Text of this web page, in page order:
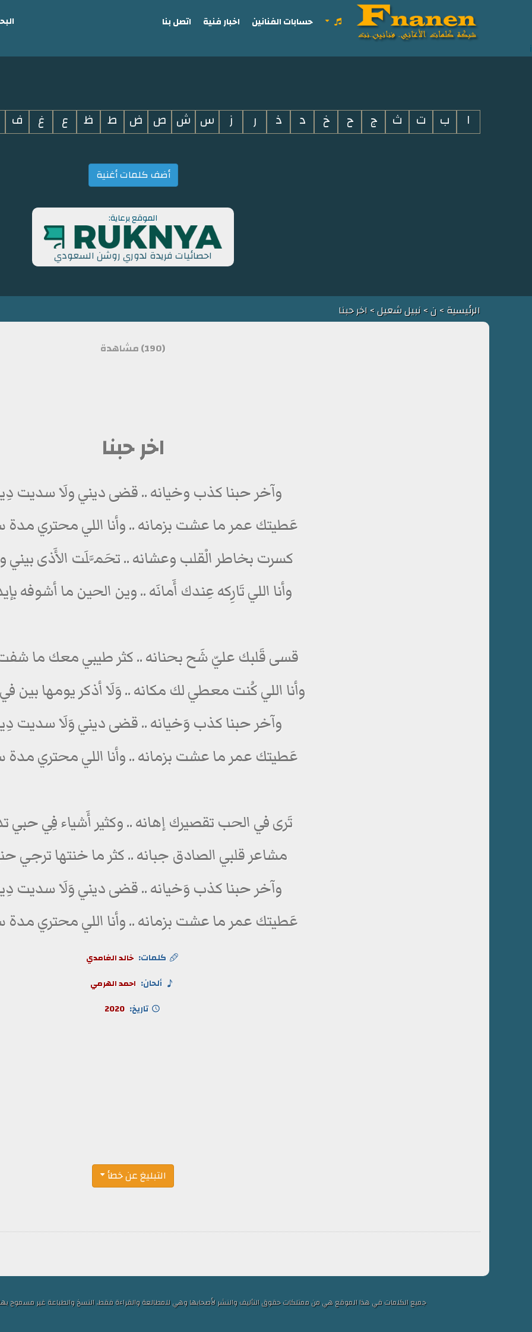
i
حسابات الفنانين اخبار فنية اتصل بنا
ا ب ت ث ج ح خ د ذ ر ز س ش ص ض ط ظ ع غ ف
أضف كلمات أغنية
الموقع برعاية:
احصائيات فريدة لدوري روشن السعودي
الرئيسية> ن>نبيل شعيل> اخر حبنا
(190) مشاهدة
اخر حبنا
وآخر حبنا كذب وخيانه .. قضى ديني ولَا سديت
عَطيتك عمر ما عشت بزمانه .. وأنا اللي محتري مدة
كسرت بخاطر الْقلب وعشانه .. تحَمَّلَت الأَذى بيني
وأنا اللي تَارِكه عِندك أَمانَه .. وين الحين ما أشوفه
قسى قَلبك عليّ شَح بحنانه .. كثر طيبي معك ما
وأنا اللي كُنت معطي لك مكانه .. وَلَا أذكر يومها بين
وآخر حبنا كذب وَخيانه .. قضى ديني وَلَا سديت
عَطيتك عمر ما عشت بزمانه .. وأنا اللي محتري مدة
تَرى في الحب تقصيرك إهانه .. وكثير أَشياء فِي حبي
مشاعر قلبي الصادق جبانه .. كثر ما خنتها ترجي
وآخر حبنا كذب وَخيانه .. قضى ديني وَلَا سديت
عَطيتك عمر ما عشت بزمانه .. وأنا اللي محتري مدة
كلمات: خالد الغامدي
ألحان: احمد الهرمي
تاريخ: 2020
التبليغ عن خطأ
جميع الكلمات في هذا الموقع هي من ممتلكات حقوق التأليف والنشر لأصحابها وهي للمطالعة والقراءة فقط, النسخ والطباعة غير مسموح بها,